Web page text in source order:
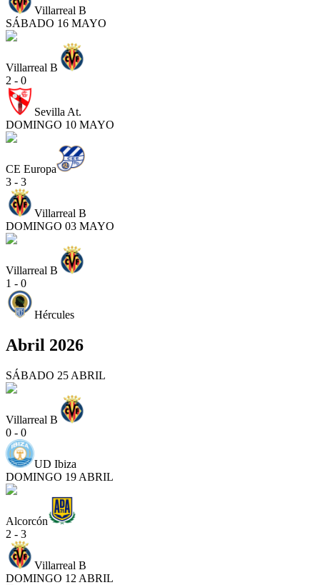
Villarreal B
SÁBADO 16 MAYO
Villarreal B
2 - 0
Sevilla At.
DOMINGO 10 MAYO
CE Europa
3 - 3
Villarreal B
DOMINGO 03 MAYO
Villarreal B
1 - 0
Hércules
Abril 2026
SÁBADO 25 ABRIL
Villarreal B
0 - 0
UD Ibiza
DOMINGO 19 ABRIL
Alcorcón
2 - 3
Villarreal B
DOMINGO 12 ABRIL